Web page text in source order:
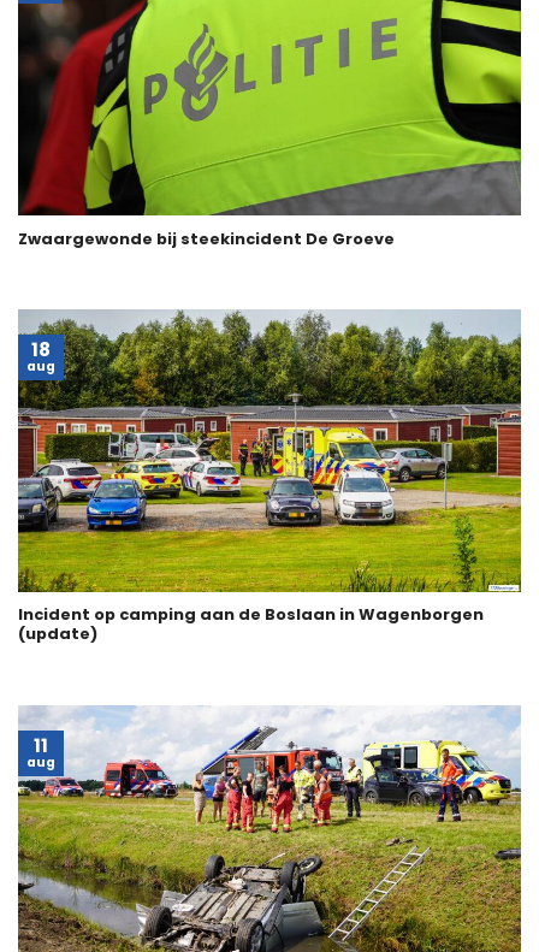
Zwaargewonde bij steekincident De Groeve
Incident op camping aan de Boslaan in Wagenborgen
(update)
18
aug
11
aug